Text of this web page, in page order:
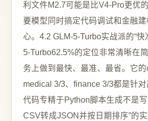
利文件M2.7可能是比V4-Pro更优
要模型同时搞定代码调试和金融
心。4.2 GLM-5-Turbo实战派的“快
5-Turbo62.5%的定位非常清晰在
务上做到最快、最准、最省。它的
medical 3/3、finance 3/3都是针
代码专精于Python脚本生成不是
CSV转成JSON并按日期排序”的